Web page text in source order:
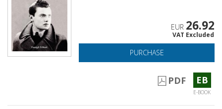
EUR 26.92
VAT Excluded
PURCHASE
PDF EB
E-BOOK